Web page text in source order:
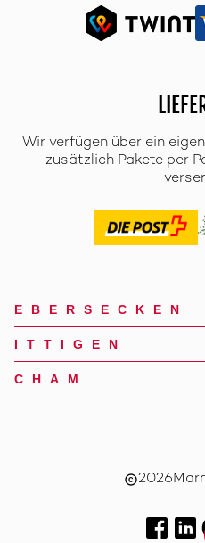
Wir verfügen über ein
zusätzlich Pakete per
EBERSECKEN
ITTIGEN
CHAM
copyright2026